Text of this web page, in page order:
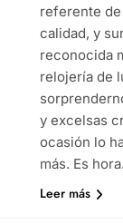
referente
calidad, y
reconocida
relojería de
y excelsas
ocasión lo
más. Es
Leer más